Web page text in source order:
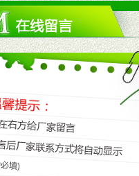
据区域市场
据具体情况
据市场需要
顺利销售。
据市场情况
。